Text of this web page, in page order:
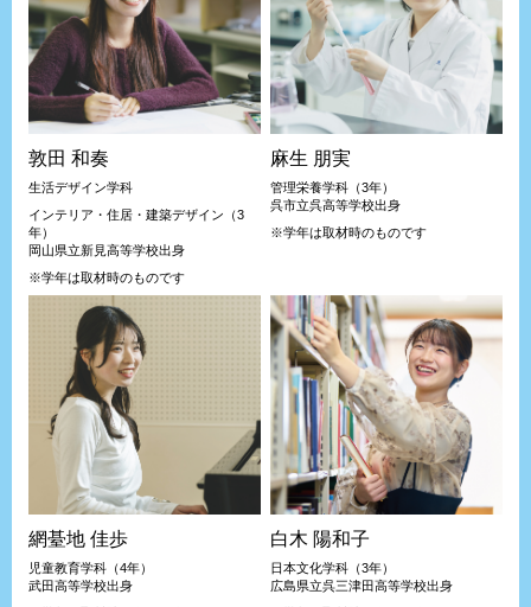
敦田 和奏
生活デザイン学科
インテリア・住居・建築デザイン（3
年）
岡山県立新見高等学校出身
※学年は取材時のものです
麻生 朋実
管理栄養学科（3年）
呉市立呉高等学校出身
※学年は取材時のものです
網䑓地 佳歩
児童教育学科（4年）
武田高等学校出身
白木 陽和子
日本文化学科（3年）
広島県立呉三津田高等学校出身